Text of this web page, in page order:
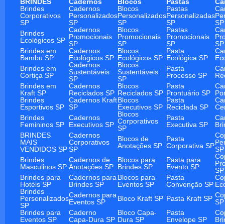
Brindes
Corporativos
SP
Cadernos
Personalizados
SP
Blocos
Personalizados
SP
Pastas
Personalizadas
SP
SP
Brindes
Ecológicos SP
Cadernos
Promocionais
SP
Blocos
Promocionais
SP
Pastas
Promocionais
SP
SP
Brindes em
Bambu SP
Cadernos
Ecológicos SP
Blocos
Ecológicos SP
Pasta
Ecológica SP
Brindes em
Cortiça SP
Cadernos
Sustentáveis
SP
Blocos
Sustentáveis
SP
Pasta
Processo SP
Brindes em
Kraft SP
Cadernos
Reciclados SP
Blocos
Reciclados SP
Pasta
Prontuário SP
Brindes
Esportivos SP
Cadernos Kraft
SP
Blocos
Executivos SP
Pasta
Reciclada SP
Brindes
Femininos SP
Cadernos
Executivos SP
Blocos
Corporativos
SP
Pasta
Executiva SP
BRINDES
MAIS
VENDIDOS SP
Cadernos
Corporativos
SP
Blocos de
Anotações SP
Pasta
Corporativa SPSP
Brindes
Masculinos SP
Cadernos de
Anotações SP
Blocos para
Brindes SP
Pasta para
Evento SP
SP
Brindes para
Hotéis SP
Cadernos para
Brindes SP
Blocos para
Eventos SP
Pasta
Convenção SP
Brindes
Personalizados
SP
Cadernos para
Eventos SP
Bloco Kraft SP Pasta Kraft SP SP
Brindes para
Eventos SP
Caderno
Capa-Dura SP
Bloco Capa-
Dura SP
Pasta
Envelope SP